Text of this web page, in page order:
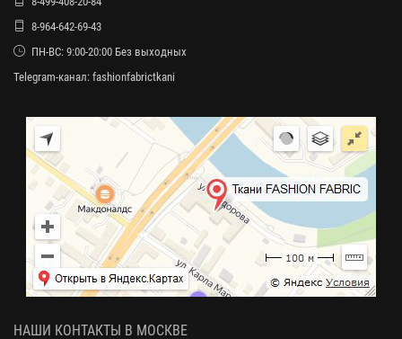
8-964-642-69-43
ПН-ВС: 9:00-20:00 Без выходных
Telegram-канал: fashionfabrictkani
НАШИ КОНТАКТЫ В МОСКВЕ